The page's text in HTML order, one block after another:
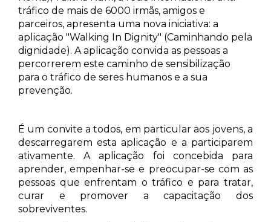
tráfico de mais de 6000 irmãs, amigos e
parceiros, apresenta uma nova iniciativa: a
aplicação "Walking In Dignity" (Caminhando pela
dignidade). A aplicação convida as pessoas a
percorrerem este caminho de sensibilização
para o tráfico de seres humanos e a sua
prevenção.
É um convite a todos, em particular aos jovens, a
descarregarem esta aplicação e a participarem
ativamente. A aplicação foi concebida para
aprender, empenhar-se e preocupar-se com as
pessoas que enfrentam o tráfico e para tratar,
curar e promover a capacitação dos
sobreviventes.